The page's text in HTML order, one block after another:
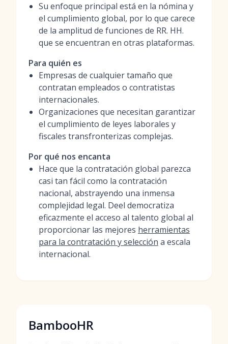
Su enfoque principal está en la nómina y
el cumplimiento global, por lo que carece
de la amplitud de funciones de RR. HH.
que se encuentran en otras plataformas.
Para quién es
Empresas de cualquier tamaño que
contratan empleados o contratistas
internacionales.
Organizaciones que necesitan garantizar
el cumplimiento de leyes laborales y
fiscales transfronterizas complejas.
Por qué nos encanta
Hace que la contratación global parezca
casi tan fácil como la contratación
nacional, abstrayendo una inmensa
complejidad legal. Deel democratiza
eficazmente el acceso al talento global al
proporcionar las mejores herramientas
para la contratación y selección a escala
internacional.
BambooHR